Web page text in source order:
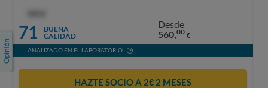
71
BUENA
CALIDAD
Desde
560,00 €
ANALIZADO EN EL LABORATORIO
HAZTE SOCIO A 2€ 2 MESES